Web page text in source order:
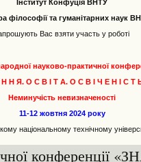
Інститут Конфуція ВНТУ
філософії та гуманітарних наук
Вас взяти участь у роботі
науково-практичної
Н Я. О С В І Т А. О С В І Ч Е Н І С Т
Неминучість невизначеності
11-12 жовтня 2024 року
національному технічному
конференції